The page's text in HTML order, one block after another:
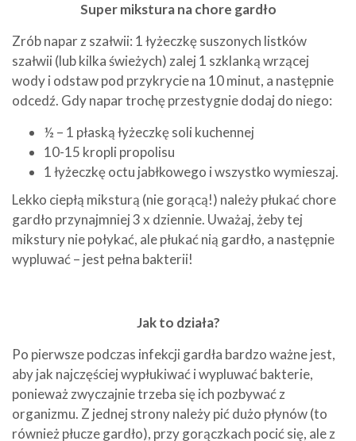
Super mikstura na chore gardło
Zrób napar z szałwii: 1 łyżeczkę suszonych listków
szałwii (lub kilka świeżych) zalej 1 szklanką wrzącej
wody i odstaw pod przykrycie na 10 minut, a następnie
odcedź. Gdy napar trochę przestygnie dodaj do niego:
½ – 1 płaską łyżeczkę soli kuchennej
10-15 kropli propolisu
1 łyżeczkę octu jabłkowego i wszystko wymieszaj.
Lekko ciepłą miksturą (nie gorącą!) należy płukać chore
gardło przynajmniej 3 x dziennie. Uważaj, żeby tej
mikstury nie połykać, ale płukać nią gardło, a następnie
wypluwać – jest pełna bakterii!
Jak to działa?
Po pierwsze podczas infekcji gardła bardzo ważne jest,
aby jak najczęściej wypłukiwać i wypluwać bakterie,
ponieważ zwyczajnie trzeba się ich pozbywać z
organizmu. Z jednej strony należy pić dużo płynów (to
również płucze gardło), przy gorączkach pocić się, ale z